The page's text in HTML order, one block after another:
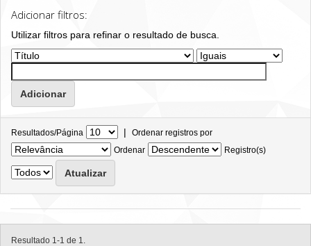
Adicionar filtros:
Utilizar filtros para refinar o resultado de busca.
Resultados/Página | Ordenar registros por
Ordenar
Registro(s)
Resultado 1-1 de 1.